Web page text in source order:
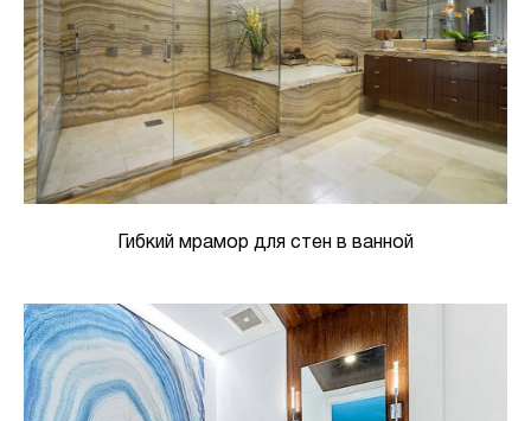
Гибкий мрамор для стен в ванной